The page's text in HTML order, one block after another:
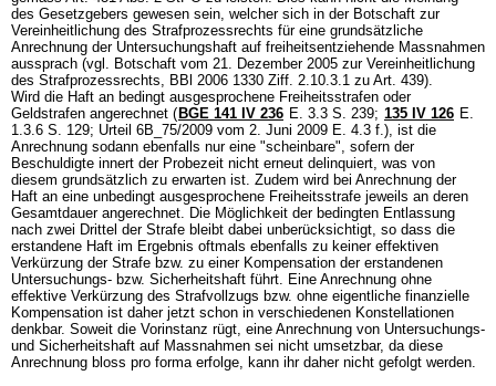
des Gesetzgebers gewesen sein, welcher sich in der Botschaft zur
Vereinheitlichung des Strafprozessrechts für eine grundsätzliche
Anrechnung der Untersuchungshaft auf freiheitsentziehende Massnahmen
aussprach (vgl. Botschaft vom 21. Dezember 2005 zur Vereinheitlichung
des Strafprozessrechts, BBl 2006 1330 Ziff. 2.10.3.1 zu Art. 439).
Wird die Haft an bedingt ausgesprochene Freiheitsstrafen oder
Geldstrafen angerechnet ( BGE 141 IV 236 E. 3.3 S. 239; 135 IV 126 E.
1.3.6 S. 129; Urteil 6B_75/2009 vom 2. Juni 2009 E. 4.3 f.), ist die
Anrechnung sodann ebenfalls nur eine "scheinbare", sofern der
Beschuldigte innert der Probezeit nicht erneut delinquiert, was von
diesem grundsätzlich zu erwarten ist. Zudem wird bei Anrechnung der
Haft an eine unbedingt ausgesprochene Freiheitsstrafe jeweils an deren
Gesamtdauer angerechnet. Die Möglichkeit der bedingten Entlassung
nach zwei Drittel der Strafe bleibt dabei unberücksichtigt, so dass die
erstandene Haft im Ergebnis oftmals ebenfalls zu keiner effektiven
Verkürzung der Strafe bzw. zu einer Kompensation der erstandenen
Untersuchungs- bzw. Sicherheitshaft führt. Eine Anrechnung ohne
effektive Verkürzung des Strafvollzugs bzw. ohne eigentliche finanzielle
Kompensation ist daher jetzt schon in verschiedenen Konstellationen
denkbar. Soweit die Vorinstanz rügt, eine Anrechnung von Untersuchungs-
und Sicherheitshaft auf Massnahmen sei nicht umsetzbar, da diese
Anrechnung bloss pro forma erfolge, kann ihr daher nicht gefolgt werden.